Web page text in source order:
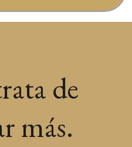
de
más.